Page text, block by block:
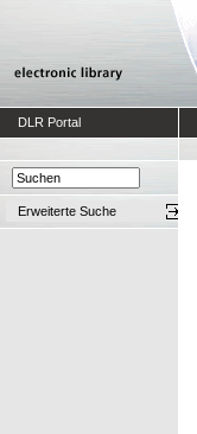
DLR Portal
Erweiterte Suche